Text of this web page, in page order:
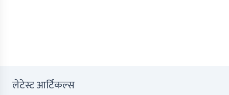
लेटेस्ट आर्टिकल्स